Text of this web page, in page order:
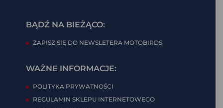
BĄDŹ NA BIEŻĄCO:
ZAPISZ SIĘ DO NEWSLETERA MOTOBIRDS
WAŻNE INFORMACJE:
POLITYKA PRYWATNOŚCI
REGULAMIN SKLEPU INTERNETOWEGO